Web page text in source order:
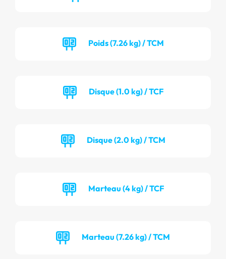
Poids (7.26 kg) / TCM
Disque (1.0 kg) / TCF
Disque (2.0 kg) / TCM
Marteau (4 kg) / TCF
Marteau (7.26 kg) / TCM